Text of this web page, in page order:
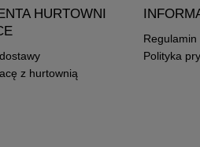
HURTOWNI
z hurtownią
Regulamin
Polityka